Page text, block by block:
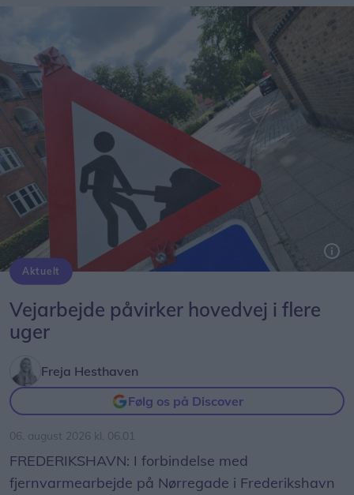
Aktuelt
Vejarbejde påvirker hovedvej i flere
uger
Freja Hesthaven
Følg os på Discover
06. august 2026 kl. 06.01
FREDERIKSHAVN: I forbindelse med
fjernvarmearbejde på Nørregade i Frederikshavn